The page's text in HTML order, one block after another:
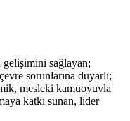
sağlayan;
sorunlarına duyarlı;
mesleki kamuoyuyla
katkı sunan, lider